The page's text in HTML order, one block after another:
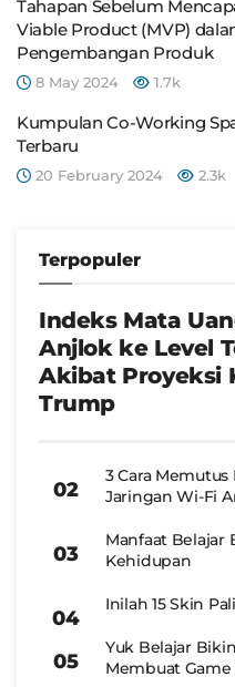
Tahapan Sebelum
Viable Product (MVP)
Pengembangan Produk
8 May 2024 1.7k
Kumpulan Co-Working
Terbaru
20 February 2024 2.3k
Terpopuler
Indeks Mata
Anjlok ke Level
Akibat Proyeksi
Trump
3 Cara
Jaringan Wi-Fi
Manfaat Belajar
Kehidupan
Inilah 15 Skin
Yuk Belajar
Membuat Game